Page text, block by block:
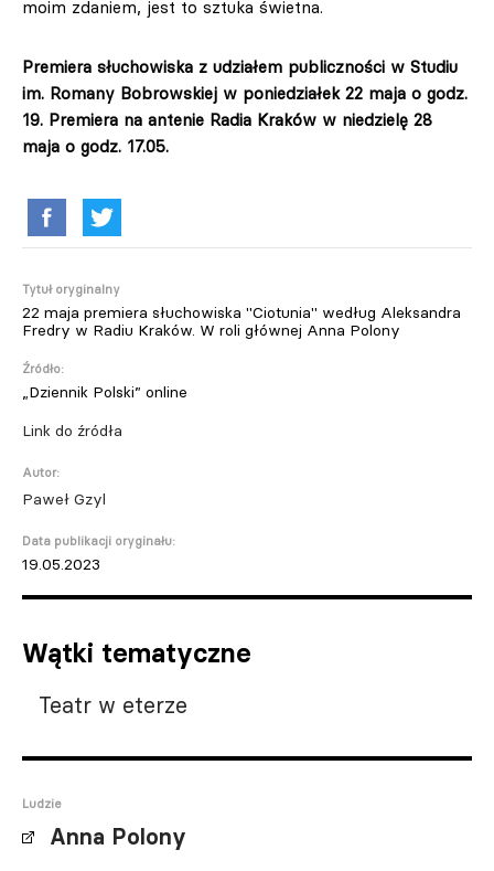
moim zdaniem, jest to sztuka świetna.
Premiera słuchowiska z udziałem publiczności w Studiu
im. Romany Bobrowskiej w poniedziałek 22 maja o godz.
19. Premiera na antenie Radia Kraków w niedzielę 28
maja o godz. 17.05.
Tytuł oryginalny
22 maja premiera słuchowiska "Ciotunia" według Aleksandra
Fredry w Radiu Kraków. W roli głównej Anna Polony
Źródło:
„Dziennik Polski” online
Link do źródła
Autor:
Paweł Gzyl
Data publikacji oryginału:
19.05.2023
Wątki tematyczne
Teatr w eterze
Ludzie
Anna Polony